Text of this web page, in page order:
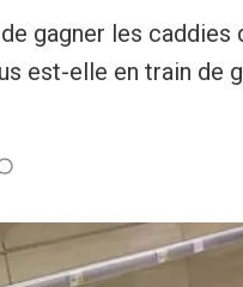
gagner les caddies
est-elle en train de